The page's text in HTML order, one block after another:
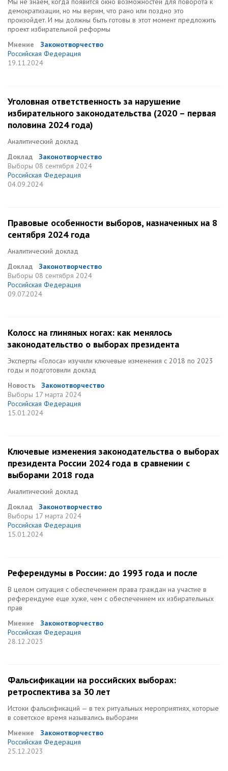
демократизации, но мы верим, что рано или поздно это
произойдет. И мы должны быть готовы в этот момент предложить
проект избирательной реформы
Мнение
Законотворчество
Российская Федерация
19.11.2024
Уголовная ответственность за нарушение
избирательного законодательства (2020 – первая
половина 2024 года)
Аналитический доклад
Доклад
Законотворчество
Выборы 08 сентября 2024
Российская Федерация
04.09.2024
Правовые особенности выборов, назначенных на 8
сентября 2024 года
Аналитический доклад
Доклад
Законотворчество
Выборы 08 сентября 2024
Российская Федерация
09.07.2024
Колосс на глиняных ногах: как менялось
законодательство о выборах президента
Эксперты «Голоса» изучили ключевые изменения с 2018 по 2023
годы и подготовили доклад
Новость
Законотворчество
Выборы 17 марта 2024
Российская Федерация
15.01.2024
Ключевые изменения законодательства о выборах
президента России 2024 года в сравнении с
выборами 2018 года
Аналитический доклад
Доклад
Законотворчество
Выборы 17 марта 2024
Российская Федерация
15.01.2024
Референдумы в России: до 1993 года и после
В целом ситуация с обеспечением права граждан на участие в
референдуме еще хуже, чем с обеспечением их избирательных
прав
Мнение
Законотворчество
Российская Федерация
28.12.2023
Фальсификации на российских выборах:
ретроспектива за 30 лет
Истоки фальсификаций — в тех ритуальных мероприятиях, которые
в советское время назывались выборами
Мнение
Законотворчество
Российская Федерация
25.12.2023